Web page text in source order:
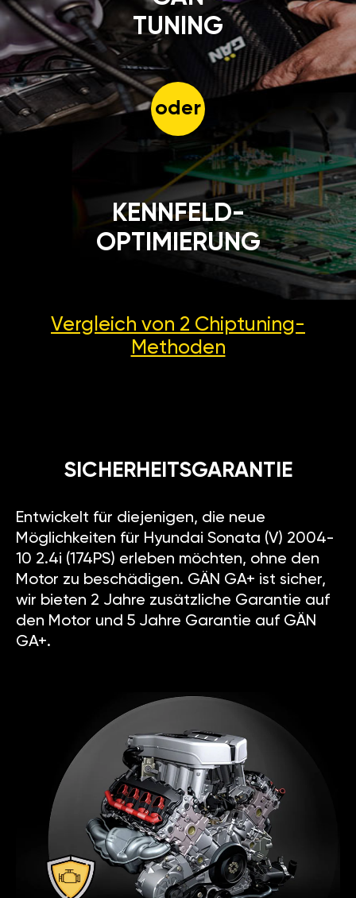
TUNING
oder
KENNFELD-
OPTIMIERUNG
Vergleich von 2 Chiptuning-
Methoden
SICHERHEITSGARANTIE
Entwickelt für diejenigen, die neue
Möglichkeiten für Hyundai Sonata (V) 2004-
10 2.4i (174PS) erleben möchten, ohne den
Motor zu beschädigen. GÄN GA+ ist sicher,
wir bieten 2 Jahre zusätzliche Garantie auf
den Motor und 5 Jahre Garantie auf GÄN
GA+.